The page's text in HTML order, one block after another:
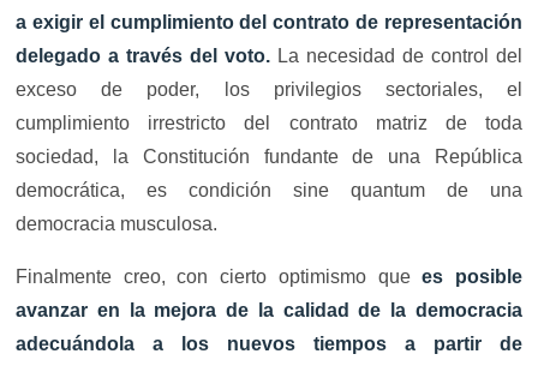
a exigir el cumplimiento del contrato de representación
delegado a través del voto. La necesidad de control del
exceso de poder, los privilegios sectoriales, el
cumplimiento irrestricto del contrato matriz de toda
sociedad, la Constitución fundante de una República
democrática, es condición sine quantum de una
democracia musculosa.
Finalmente creo, con cierto optimismo quees posible
avanzar en la mejora de la calidad de la democracia
adecuándola a los nuevos tiempos a partir de